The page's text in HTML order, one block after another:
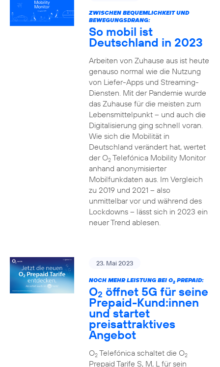
ZWISCHEN BEQUEMLICHKEIT UND
BEWEGUNGSDRANG:
So mobil ist
Deutschland in 2023
Arbeiten von Zuhause aus ist heute
genauso normal wie die Nutzung
von Liefer-Apps und Streaming-
Diensten. Mit der Pandemie wurde
das Zuhause für die meisten zum
Lebensmittelpunkt – und auch die
Digitalisierung ging schnell voran.
Wie sich die Mobilität in
Deutschland verändert hat, wertet
der O2Telefónica Mobility Monitor
anhand anonymisierter
Mobilfunkdaten aus. Im Vergleich
zu 2019 und 2021 – also
unmittelbar vor und während des
Lockdowns – lässt sich in 2023 ein
neuer Trend ablesen.
23. Mai 2023
NOCH MEHR LEISTUNG BEI O2PREPAID:
O2 öffnet 5G für seine
Prepaid-Kund:innen
und startet
preisattraktives
Angebot
O2Telefónica schaltet die O2
Prepaid Tarife S, M, L für sein